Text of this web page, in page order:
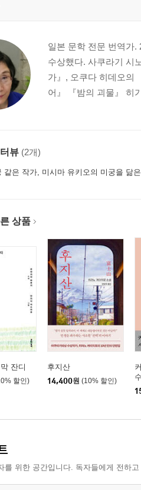
일본 문학 전문 번역가.
수상했다. 사쿠라기 시
가』, 오쿠다 히데오의
어』 『밤의 괴물』 히
뷰 (2개)
같은 작가, 미시마 유키오의 미궁을 닮
상품
잔디
할인)
후지산
14,400원 (10% 할인)
를 위한 공간입니다. 독자들에게 전하